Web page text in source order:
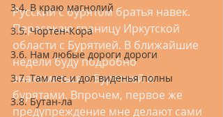
3.4. В краю магнолий
3.5. Чортен-Кора
3.6. Нам любые дороги дороги
3.7. Там лес и дол виденья полны
3.8. Бутан-ла
Русский с бурятом братья навек.
Пересекаю границу Иркутской
области с Бурятией. В ближайшие
недели буду подробно
знакомиться с Бурятией и
бурятами. Впрочем, первое же
предупреждение мне делают сами